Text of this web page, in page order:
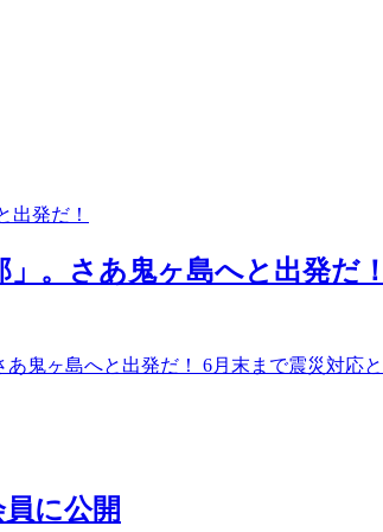
。さあ鬼ヶ島へと出発だ！
鬼ヶ島へと出発だ！ 6月末まで震災対応
に公開